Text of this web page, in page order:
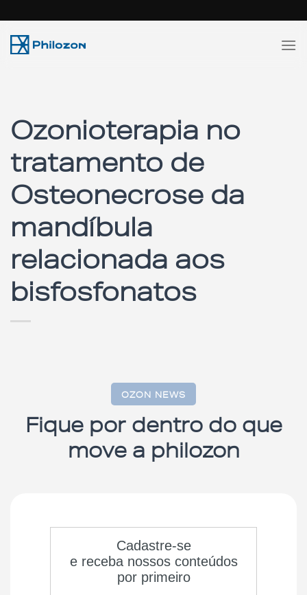
Ozonioterapia no
tratamento de
Osteonecrose da
mandíbula
relacionada aos
bisfosfonatos
OZON NEWS
Fique por dentro do que
move a philozon